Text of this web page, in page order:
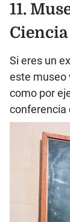
11.
Ciencia
Si eres un
este museo
como por
conferencia